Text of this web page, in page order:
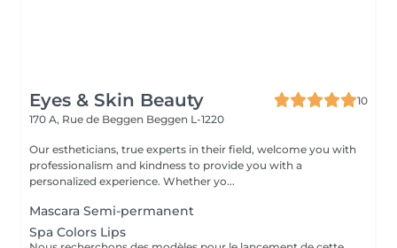
Eyes & Skin Beauty
10
170 A, Rue de Beggen Beggen L-1220
Our estheticians, true experts in their field, welcome you with
professionalism and kindness to provide you with a
personalized experience. Whether yo...
Mascara Semi-permanent
Spa Colors Lips